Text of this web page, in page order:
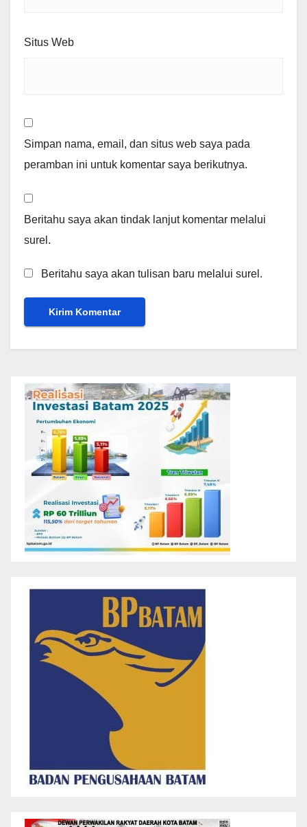
Situs Web
Simpan nama, email, dan situs web saya pada
peramban ini untuk komentar saya berikutnya.
Beritahu saya akan tindak lanjut komentar melalui
surel.
Beritahu saya akan tulisan baru melalui surel.